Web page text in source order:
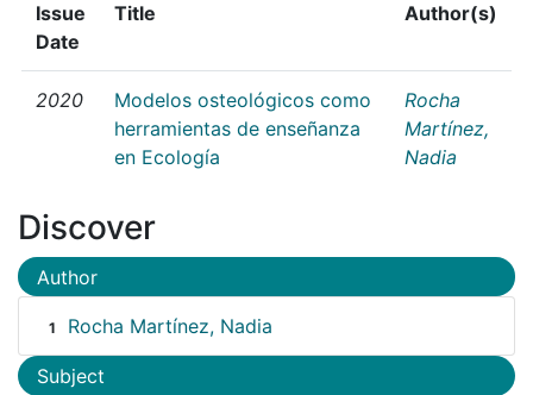
Issue
Date
Title Author(s)
2020
Modelos osteológicos como
herramientas de enseñanza
en Ecología
Rocha
Martínez,
Nadia
Discover
Author
1 Rocha Martínez, Nadia
Subject